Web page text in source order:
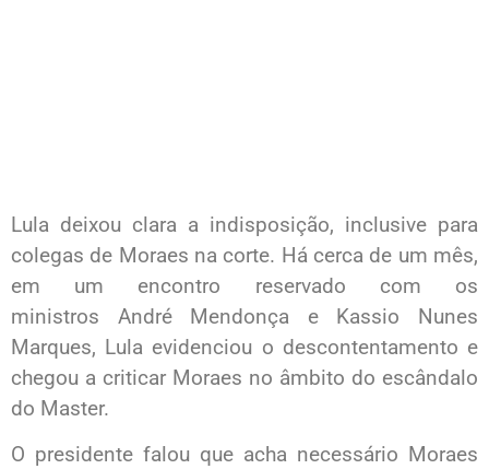
Lula deixou clara a indisposição, inclusive para
colegas de Moraes na corte. Há cerca de um mês,
em um encontro reservado com os
ministros André Mendonça e Kassio Nunes
Marques, Lula evidenciou o descontentamento e
chegou a criticar Moraes no âmbito do escândalo
do Master.
O presidente falou que acha necessário Moraes